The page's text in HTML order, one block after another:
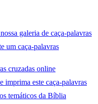
galeria de caça-palavras
um caça-palavras
cruzadas online
imprima este caça-palavras
temáticos da Bíblia